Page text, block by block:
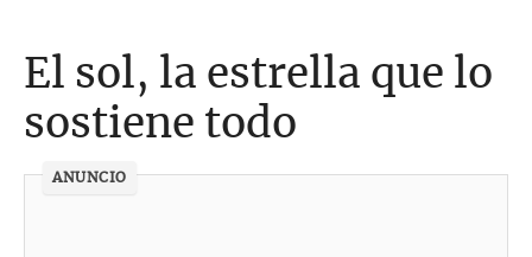
El sol, la estrella que lo
sostiene todo
ANUNCIO